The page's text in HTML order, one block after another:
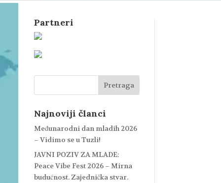
Partneri
Najnoviji članci
Međunarodni dan mladih 2026
– Vidimo se u Tuzli!
JAVNI POZIV ZA MLADE:
Peace Vibe Fest 2026 – Mirna
budućnost. Zajednička stvar.